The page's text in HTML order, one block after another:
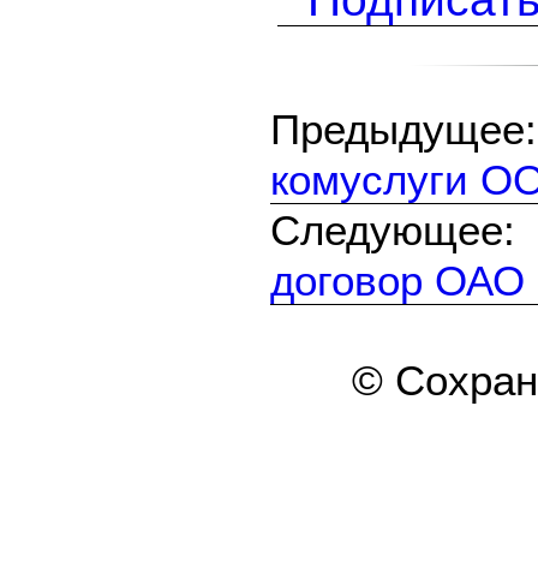
комуслуги
договор
©